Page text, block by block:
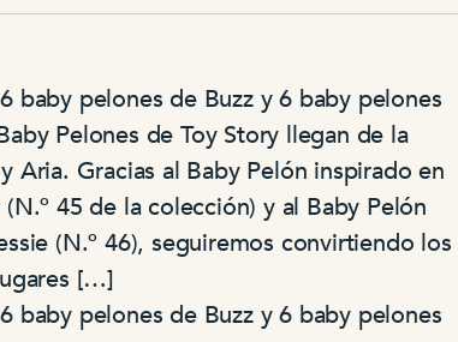
baby pelones de Buzz y 6 baby pelones
Pelones de Toy Story llegan de la
Aria. Gracias al Baby Pelón inspirado en
45 de la colección) y al Baby Pelón
(N.º 46), seguiremos convirtiendo los
[…]
baby pelones de Buzz y 6 baby pelones